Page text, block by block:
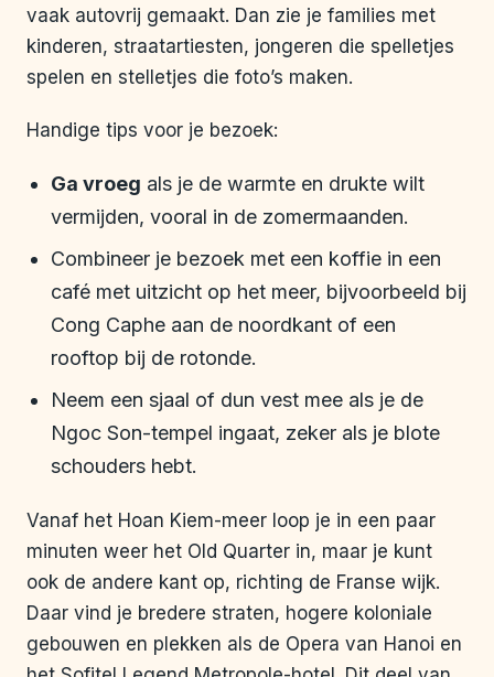
vaak autovrij gemaakt. Dan zie je families met
kinderen, straatartiesten, jongeren die spelletjes
spelen en stelletjes die foto’s maken.
Handige tips voor je bezoek:
Ga vroeg als je de warmte en drukte wilt
vermijden, vooral in de zomermaanden.
Combineer je bezoek met een koffie in een
café met uitzicht op het meer, bijvoorbeeld bij
Cong Caphe aan de noordkant of een
rooftop bij de rotonde.
Neem een sjaal of dun vest mee als je de
Ngoc Son-tempel ingaat, zeker als je blote
schouders hebt.
Vanaf het Hoan Kiem-meer loop je in een paar
minuten weer het Old Quarter in, maar je kunt
ook de andere kant op, richting de Franse wijk.
Daar vind je bredere straten, hogere koloniale
gebouwen en plekken als de Opera van Hanoi en